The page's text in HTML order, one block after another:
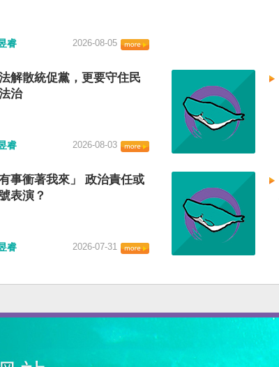
睿 2026-08-05
解散統促黨，更要守住民
治
睿 2026-08-03
有事衝著我來」 政治責任或
表演？
睿 2026-07-31